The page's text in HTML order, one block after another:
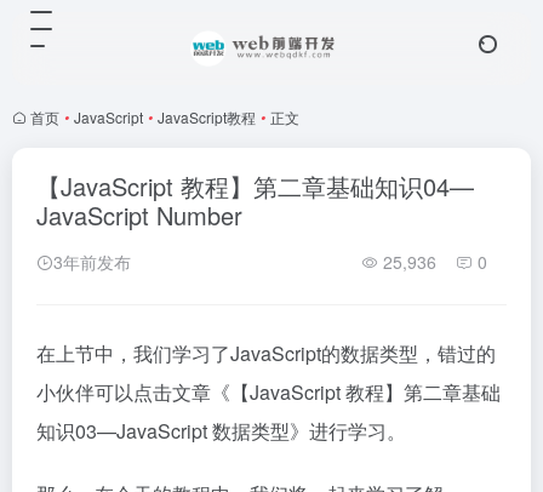
首页 • JavaScript • JavaScript教程 • 正文
【JavaScript 教程】第二章基础知识04—
JavaScript Number
3年前发布 25,936 0
在上节中，我们学习了JavaScript的数据类型，错过的
小伙伴可以点击文章《 【JavaScript 教程】第二章基础
知识03—JavaScript 数据类型》进行学习。